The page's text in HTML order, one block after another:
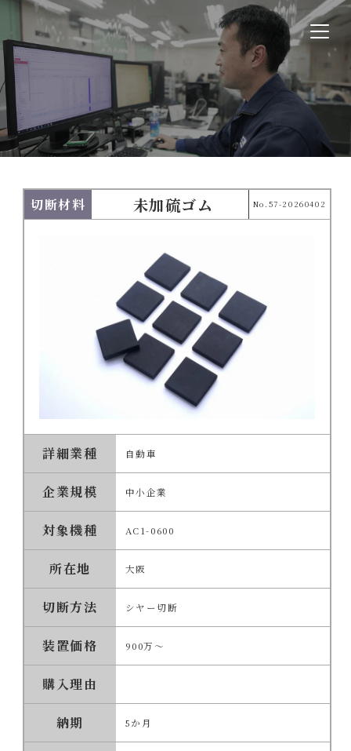
切断材料 未加硫ゴム No.57-20260402
詳細業種 自動車
企業規模 中小企業
対象機種 AC1-0600
所在地 大阪
切断方法 シヤー切断
装置価格 900万～
購入理由
納期 5か月